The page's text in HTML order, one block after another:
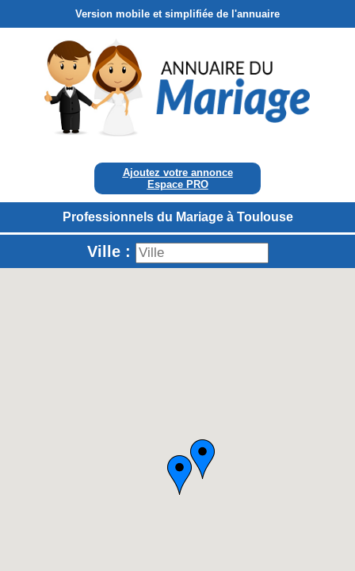
Version mobile et simplifiée de l'annuaire
Ajoutez votre annonce
Espace PRO
Professionnels du Mariage à Toulouse
Ville :